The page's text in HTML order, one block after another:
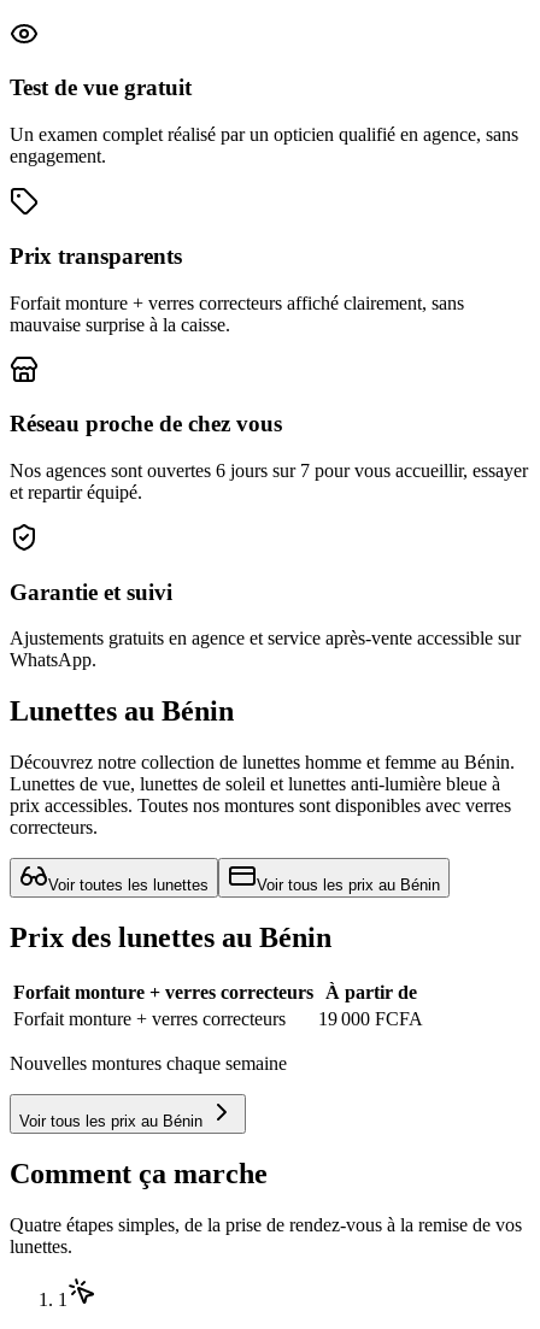
Test de vue gratuit
Un examen complet réalisé par un opticien qualifié en agence, sans
engagement.
Prix transparents
Forfait monture + verres correcteurs affiché clairement, sans
mauvaise surprise à la caisse.
Réseau proche de chez vous
Nos agences sont ouvertes 6 jours sur 7 pour vous accueillir, essayer
et repartir équipé.
Garantie et suivi
Ajustements gratuits en agence et service après-vente accessible sur
WhatsApp.
Lunettes au Bénin
Découvrez notre collection de lunettes homme et femme au Bénin.
Lunettes de vue, lunettes de soleil et lunettes anti-lumière bleue à
prix accessibles. Toutes nos montures sont disponibles avec verres
correcteurs.
Voir toutes les lunettes Voir tous les prix au Bénin
Prix des lunettes au Bénin
Forfait monture + verres correcteurs
À partir de
Forfait monture + verres correcteurs
19 000 FCFA
Nouvelles montures chaque semaine
Voir tous les prix au Bénin
Comment ça marche
Quatre étapes simples, de la prise de rendez-vous à la remise de vos
lunettes.
1